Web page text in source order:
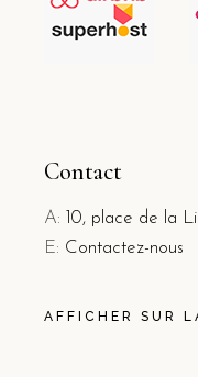
Contact
A:
10, place de la
E: Contactez-nous
AFFICHER SUR